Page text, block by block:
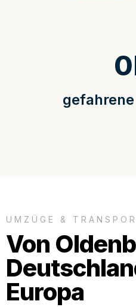
0
UMZÜGE &
Von
Europa